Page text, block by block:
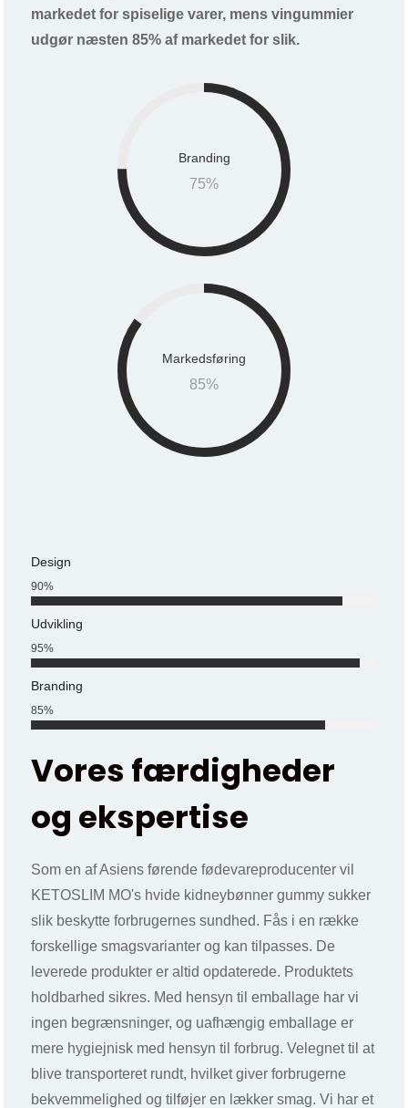
markedet for spiselige varer, mens vingummier
udgør næsten 85% af markedet for slik.
Branding
75%
Markedsføring
85%
Design
90%
Udvikling
95%
Branding
85%
Vores færdigheder
og ekspertise
Som en af ​​Asiens førende fødevareproducenter vil
KETOSLIM MO's hvide kidneybønner gummy sukker
slik beskytte forbrugernes sundhed. Fås i en række
forskellige smagsvarianter og kan tilpasses. De
leverede produkter er altid opdaterede. Produktets
holdbarhed sikres. Med hensyn til emballage har vi
ingen begrænsninger, og uafhængig emballage er
mere hygiejnisk med hensyn til forbrug. Velegnet til at
blive transporteret rundt, hvilket giver forbrugerne
bekvemmelighed og tilføjer en lækker smag. Vi har et